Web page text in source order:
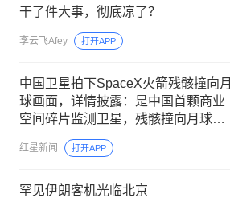
干了件大事，彻底凉了？
李云飞Afey 打开APP
中国卫星拍下SpaceX火箭残骸撞向月
球画面，详情披露：是中国首颗商业
空间碎片监测卫星，残骸撞向月球是
一次“非计划”空间事件
红星新闻 打开APP
罕见伊朗客机光临北京